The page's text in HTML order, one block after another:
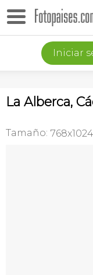
Iniciar
La Alberca,
Tamaño: 768x1024